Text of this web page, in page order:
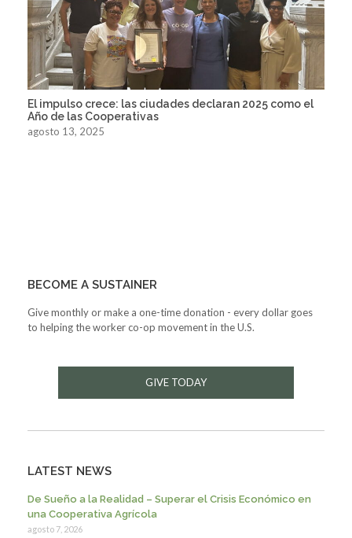
El impulso crece: las ciudades declaran 2025 como el
Año de las Cooperativas
agosto 13, 2025
BECOME A SUSTAINER
Give monthly or make a one-time donation - every dollar goes
to helping the worker co-op movement in the U.S.
GIVE TODAY
LATEST NEWS
De Sueño a la Realidad – Superar el Crisis Económico en
una Cooperativa Agrícola
agosto 7, 2026